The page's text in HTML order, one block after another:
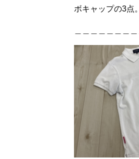
ボキャップの3点。